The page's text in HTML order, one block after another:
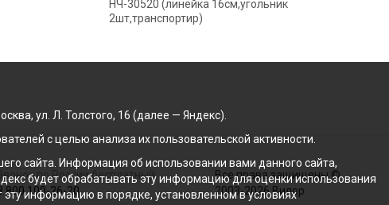
НЧ-30520 (линейка 16см,угольник
2шт,транспортир)
по России бесплатный
800 100-26-20
Все права защищены ©
2003-2026 Вилор
ул. Л. Толстого, 16 (далее — Яндекс).
с целью анализа их пользовательской активности.
сайта. Информация об использовании вами данного сайта,
будет обрабатывать эту информацию для оценки использования
эту информацию в порядке, установленном в условиях